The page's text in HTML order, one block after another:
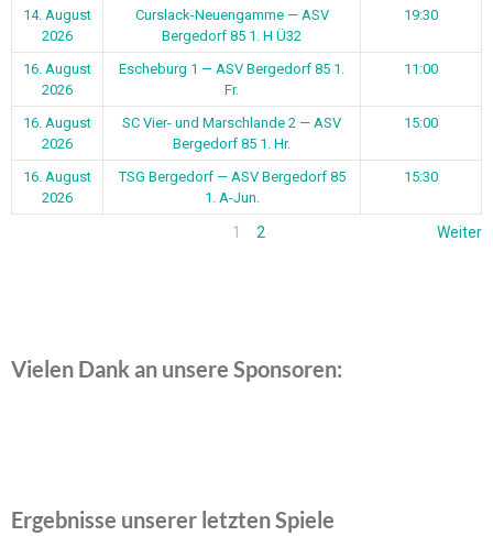
14. August
2026
Curslack-Neuengamme — ASV
Bergedorf 85 1. H Ü32
19:30
16. August
2026
Escheburg 1 — ASV Bergedorf 85 1.
Fr.
11:00
16. August
2026
SC Vier- und Marschlande 2 — ASV
Bergedorf 85 1. Hr.
15:00
16. August
2026
TSG Bergedorf — ASV Bergedorf 85
1. A-Jun.
15:30
1 2 Weiter
Vielen Dank an unsere Sponsoren:
Ergebnisse unserer letzten Spiele